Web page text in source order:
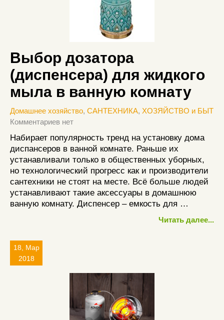
Выбор дозатора
(диспенсера) для жидкого
мыла в ванную комнату
Домашнее хозяйство, САНТЕХНИКА, ХОЗЯЙСТВО и БЫТ
Комментариев нет
Набирает популярность тренд на установку дома
диспансеров в ванной комнате. Раньше их
устанавливали только в общественных уборных,
но технологический прогресс как и производители
сантехники не стоят на месте. Всё больше людей
устанавливают такие аксессуары в домашнюю
ванную комнату. Диспенсер – емкость для …
Читать далее...
18, Мар
2018